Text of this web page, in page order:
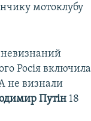
мотоклубу
невизнаний
Росія включила
не визнали
Путін 18